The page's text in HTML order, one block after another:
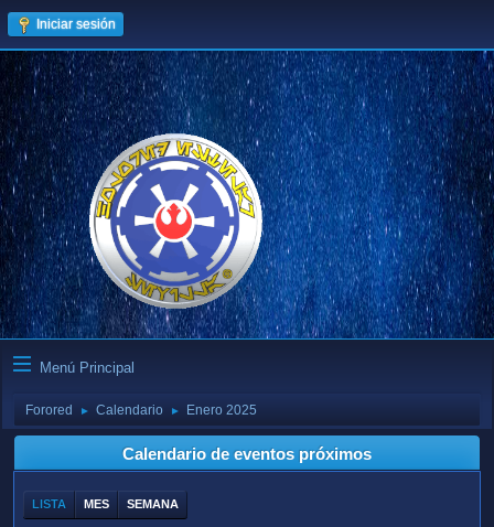
Iniciar sesión
Menú Principal
Forored ► Calendario ► Enero 2025
Calendario de eventos próximos
LISTA MES SEMANA